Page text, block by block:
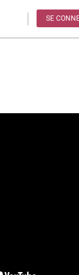
SE